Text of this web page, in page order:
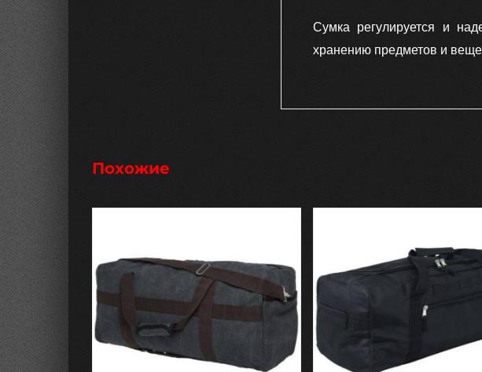
Сумка регулируется и
хранению предметов и
Похожие